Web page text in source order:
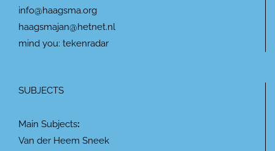
info@haagsma.org
haagsmajan@hetnet.nl
mind you: tekenradar
SUBJECTS
Main Subjects:
Van der Heem Sneek